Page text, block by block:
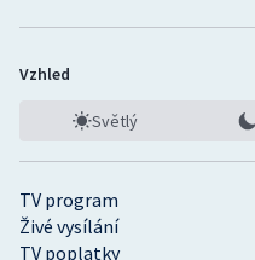
TV program
Živé vysílání
TV poplatky
Vzhled
Světlý